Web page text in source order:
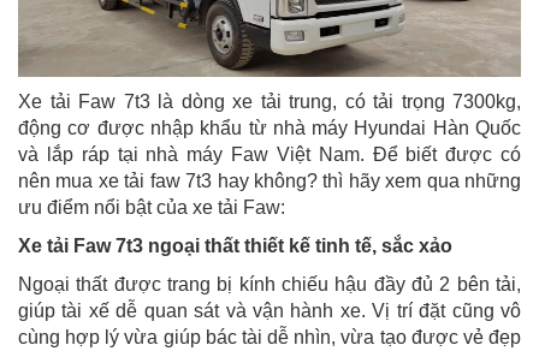
Xe tải Faw 7t3 là dòng xe tải trung, có tải trọng 7300kg,
động cơ được nhập khẩu từ nhà máy Hyundai Hàn Quốc
và lắp ráp tại nhà máy Faw Việt Nam. Để biết được có
nên mua xe tải faw 7t3 hay không? thì hãy xem qua những
ưu điểm nổi bật của xe tải Faw:
Xe tải Faw 7t3 ngoại thất thiết kế tinh tế, sắc xảo
Ngoại thất được trang bị kính chiếu hậu đầy đủ 2 bên tải,
giúp tài xế dễ quan sát và vận hành xe. Vị trí đặt cũng vô
cùng hợp lý vừa giúp bác tài dễ nhìn, vừa tạo được vẻ đẹp